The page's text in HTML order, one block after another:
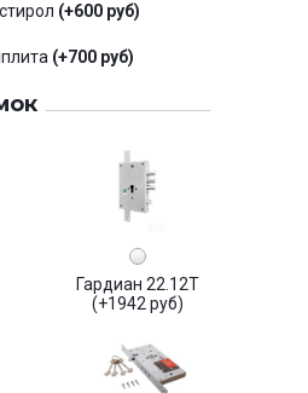
(+600 руб)
(+700 руб)
Гардиан 22.12Т
(+1942 руб)